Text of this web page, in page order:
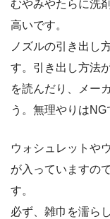
むやみやたらに洗
高いです。
ノズルの引き出し
す。引き出し方法
を読んだり、メー
う。無理やりはNG
ウォシュレットや
が入っていますの
す。
必ず、雑巾を濡ら